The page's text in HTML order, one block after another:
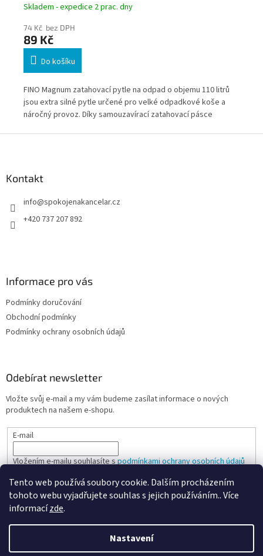
Tento web používá soubory cookie. Dalším procházením
tohoto webu vyjadřujete souhlas s jejich používáním.. Více
informacízde.
Nastavení
Skladem - expedice 2 prac. dny
74 Kč bez DPH
89 Kč
Do košíku
FINO Magnum zatahovací pytle na odpad o objemu 110 litrů
jsou extra silné pytle určené pro velké odpadkové koše a
náročný provoz. Díky samouzavírací zatahovací pásce
Kontakt
info@spokojenakancelar.cz
+420 737 207 892
Informace pro vás
Podmínky doručování
Obchodní podmínky
Podmínky ochrany osobních údajů
Odebírat newsletter
Vložte svůj e-mail a my vám budeme zasílat informace o nových
produktech na našem e-shopu.
E-mail
Vložením e-mailu souhlasíte spodmínkami ochrany osobních údajů
PŘIHLÁSIT SE
Vytvořil Shoptet